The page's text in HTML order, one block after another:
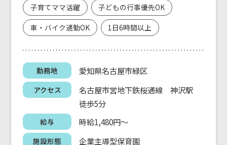
子育てママ活躍
子どもの行事優先OK
車・バイク通勤OK
1日6時間以上
勤務地 愛知県名古屋市緑区
アクセス
名古屋市営地下鉄桜通線 神沢駅
徒歩5分
給与 時給1,480円～
施設形態 企業主導型保育園